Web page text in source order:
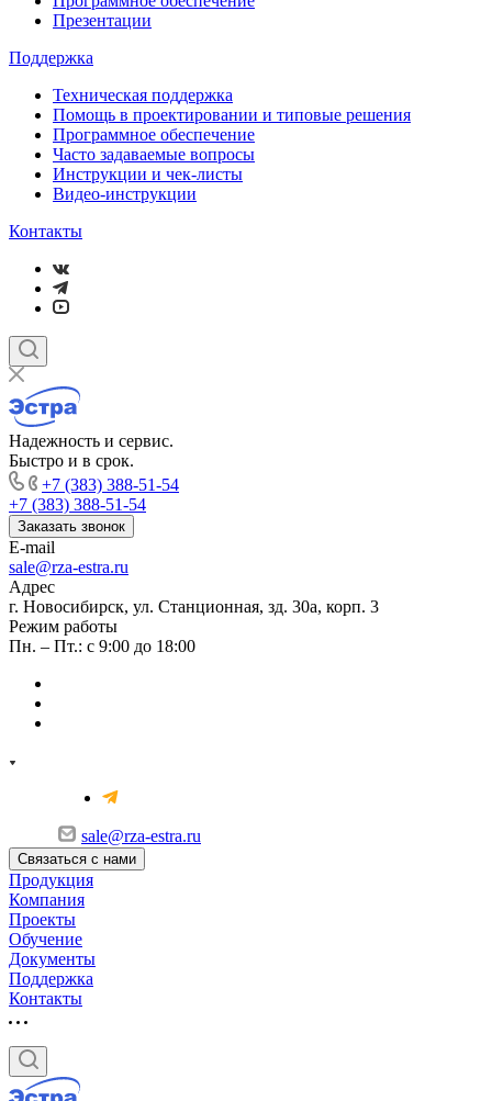
Презентации
Поддержка
Техническая поддержка
Помощь в проектировании и типовые решения
Программное обеспечение
Часто задаваемые вопросы
Инструкции и чек-листы
Видео-инструкции
Контакты
Надежность и сервис.
Быстро и в срок.
+7 (383) 388-51-54
+7 (383) 388-51-54
Заказать звонок
E-mail
sale@rza-estra.ru
Адрес
г. Новосибирск, ул. Станционная, зд. 30а, корп. 3
Режим работы
Пн. – Пт.: с 9:00 до 18:00
sale@rza-estra.ru
Связаться с нами
Продукция
Компания
Проекты
Обучение
Документы
Поддержка
Контакты